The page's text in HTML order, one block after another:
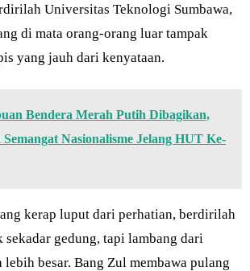
Universitas Teknologi Sumbawa,
di mata orang-orang luar tampak
yang jauh dari kenyataan.
Bendera Merah Putih Dibagikan,
Nasionalisme Jelang HUT Ke-
kerap luput dari perhatian, berdirilah
gedung, tapi lambang dari
lebih besar. Bang Zul membawa pulang